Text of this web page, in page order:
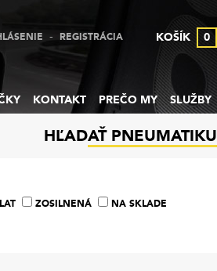
- REGISTRÁCIA KOŠÍK 0
KONTAKT PREČO MY SLUŽBY
HĽADAŤ PNEUMATIKU
ZOSILNENÁ NA SKLADE